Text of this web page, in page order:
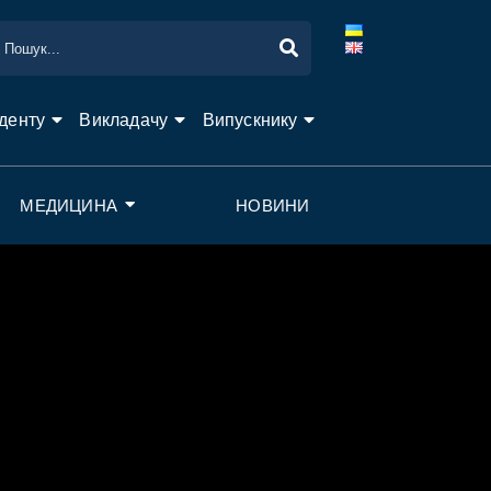
Викладачу Випускнику
МЕДИЦИНА НОВИНИ